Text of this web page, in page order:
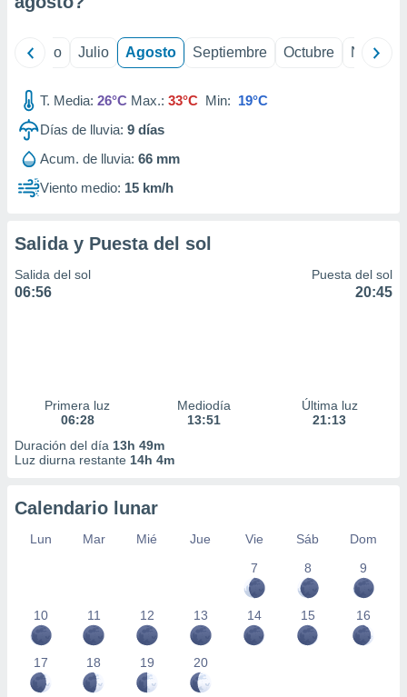
mediante
publicidad
publicidad
1199
Junio Julio Agosto Septiembre Octubre
T. Media: 26°C Max.: 33°C Min: 19°C
Días de lluvia: 9 días
Acum. de lluvia: 66 mm
Viento medio: 15 km/h
Salida y Puesta del sol
Salida del sol
06:56
Puesta del sol
20:45
Primera luz
06:28
Mediodía
13:51
Última luz
21:13
Duración del día 13h 49m
Luz diurna restante 14h 4m
Calendario lunar
Lun Mar Mié Jue Vie Sáb
Dom
7
8 9
10 11 12 13 14 15 16
17 18 19 20